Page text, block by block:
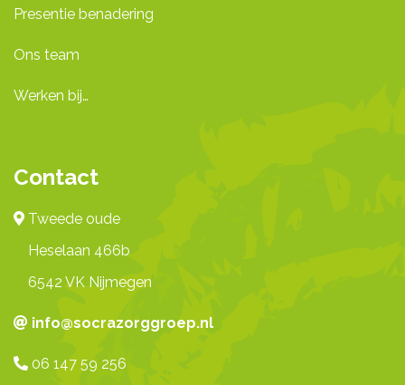
Presentie benadering
Ons team
Werken bij…
Contact
Tweede oude
Heselaan 466b
6542 VK Nijmegen
info@socrazorggroep.nl
06 147 59 256